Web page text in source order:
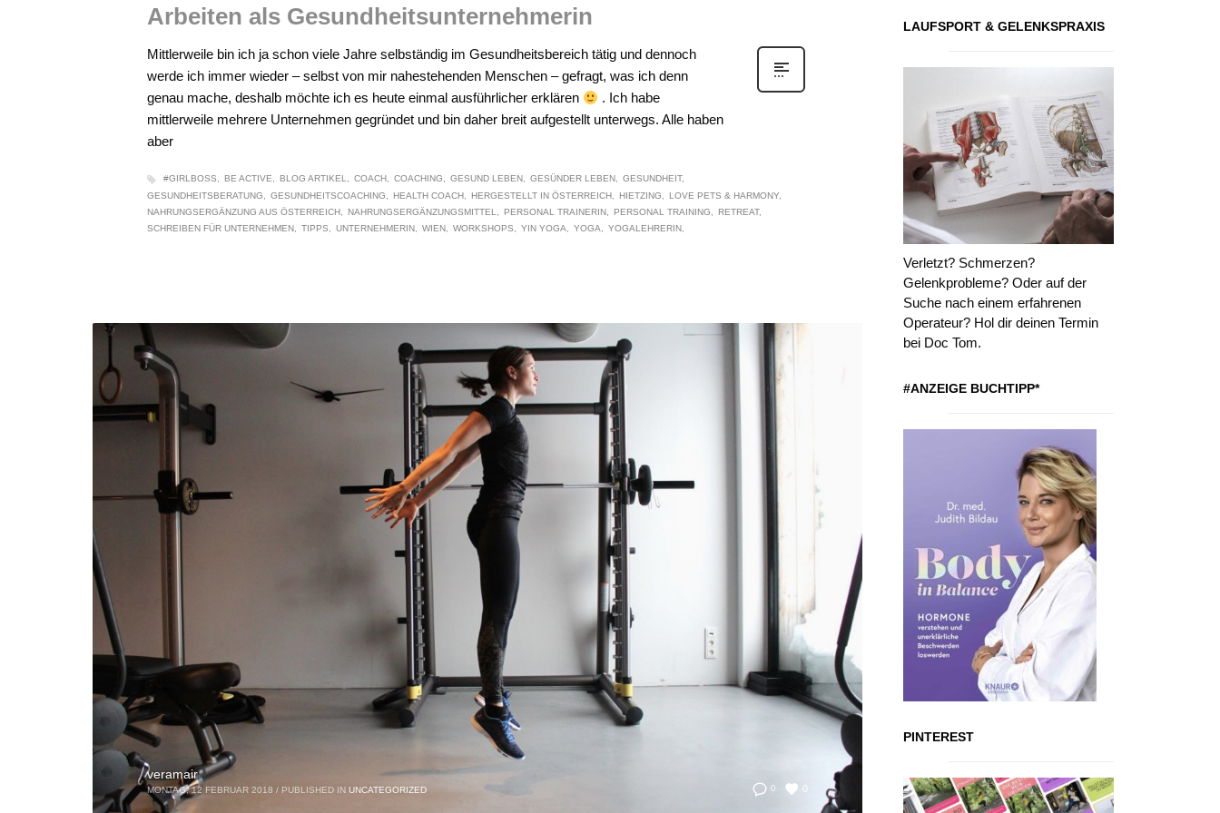
Arbeiten als Gesundheitsunternehmerin
Mittlerweile bin ich ja schon viele Jahre selbständig im Gesundheitsbereich tätig und dennoch
werde ich immer wieder – selbst von mir nahestehenden Menschen – gefragt, was ich denn
genau mache, deshalb möchte ich es heute einmal ausführlicher erklären
. Ich habe
mittlerweile mehrere Unternehmen gegründet und bin daher breit aufgestellt unterwegs. Alle haben
aber
#GIRLBOSS BE ACTIVE BLOG ARTIKEL COACH COACHING GESUND LEBEN GESÜNDER LEBEN
GESUNDHEIT
GESUNDHEITSBERATUNG
GESUNDHEITSCOACHING HEALTH COACH HERGESTELLT IN ÖSTERREICH HIETZING
LOVE PETS & HARMONY
NAHRUNGSERGÄNZUNG AUS ÖSTERREICH
NAHRUNGSERGÄNZUNGSMITTEL PERSONAL TRAINERIN PERSONAL TRAINING
RETREAT
SCHREIBEN FÜR UNTERNEHMEN
TIPPS UNTERNEHMERIN WIEN WORKSHOPS YIN YOGA YOGA YOGALEHRERIN
0 0
veramair
MONTAG, 12 FEBRUAR 2018 / PUBLISHED IN UNCATEGORIZED
LAUFSPORT & GELENKSPRAXIS
Verletzt? Schmerzen?
Gelenkprobleme? Oder auf der
Suche nach einem erfahrenen
Operateur? Hol dir deinen Termin
bei Doc Tom.
#ANZEIGE BUCHTIPP*
PINTEREST